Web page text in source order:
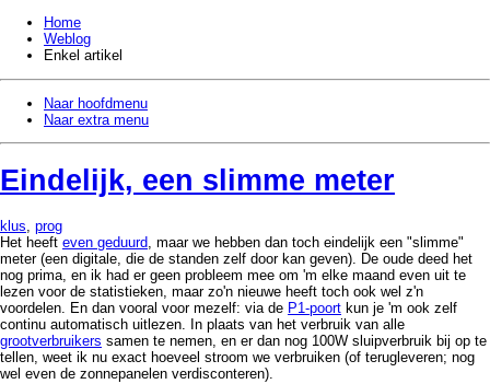
Home
Weblog
Enkel artikel
Naar hoofdmenu
Naar extra menu
Eindelijk, een slimme meter
klus, prog
Het heeft even geduurd, maar we hebben dan toch eindelijk een "slimme"
meter (een digitale, die de standen zelf door kan geven). De oude deed het
nog prima, en ik had er geen probleem mee om 'm elke maand even uit te
lezen voor de statistieken, maar zo'n nieuwe heeft toch ook wel z'n
voordelen. En dan vooral voor mezelf: via de P1-poort kun je 'm ook zelf
continu automatisch uitlezen. In plaats van het verbruik van alle
grootverbruikers samen te nemen, en er dan nog 100W sluipverbruik bij op te
tellen, weet ik nu exact hoeveel stroom we verbruiken (of terugleveren; nog
wel even de zonnepanelen verdisconteren).